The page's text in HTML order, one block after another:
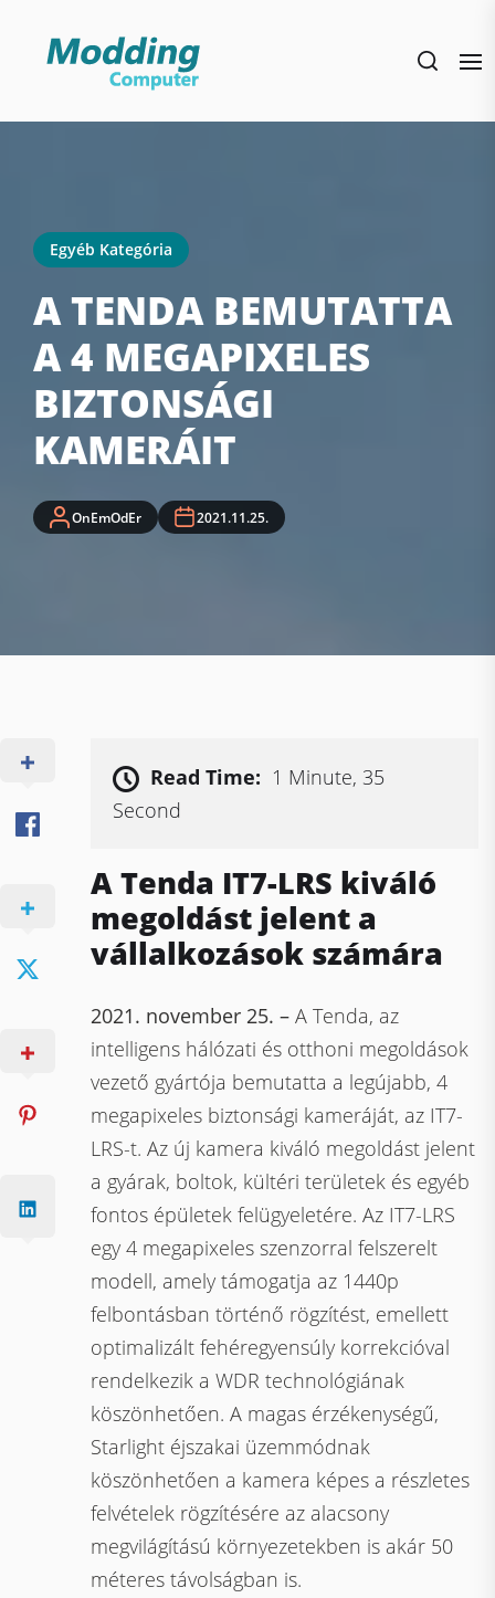
Egyéb Kategória
A TENDA BEMUTATTA
A 4 MEGAPIXELES
BIZTONSÁGI
KAMERÁIT
OnEmOdEr 2021.11.25.
Read Time: 1 Minute, 35
Second
A Tenda IT7-LRS kiváló
megoldást jelent a
vállalkozások számára ​​​​​​​
2021. november 25. – A Tenda, az
intelligens hálózati és otthoni megoldások
vezető gyártója bemutatta a legújabb, 4
megapixeles biztonsági kameráját, az IT7-
LRS-t. Az új kamera kiváló megoldást jelent
a gyárak, boltok, kültéri területek és egyéb
fontos épületek felügyeletére. Az IT7-LRS
egy 4 megapixeles szenzorral felszerelt
modell, amely támogatja az 1440p
felbontásban történő rögzítést, emellett
optimalizált fehéregyensúly korrekcióval
rendelkezik a WDR technológiának
köszönhetően. A magas érzékenységű,
Starlight éjszakai üzemmódnak
köszönhetően a kamera képes a részletes
felvételek rögzítésére az alacsony
megvilágítású környezetekben is akár 50
méteres távolságban is.